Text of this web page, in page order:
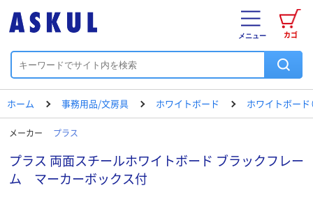
カゴ
メニュー
ホーム 事務用品/文房具 ホワイトボード ホワイトボード
メーカー プラス
プラス 両面スチールホワイトボード ブラックフレー
ム マーカーボックス付